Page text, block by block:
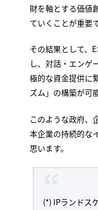
財を軸とする価値
ていくことが重要
その結果として、
し、対話・エンゲ
極的な資金提供に
ズム」の構築が可
このような政府、
本企業の持続的な
思います。
(*) IPランドス